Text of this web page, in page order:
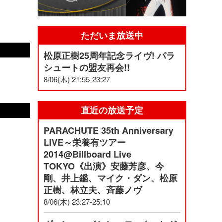
ただいま放送中
松原正樹25周年記念ライヴ! パラ
シュートの盟友再会!!
8/06(木) 21:55-23:27
直近の放送予定
PARACHUTE 35th Anniversary
LIVE～栄養有ツアー
2014@Billboard Live
TOKYO《出演》安藤芳彦、今
剛、井上鑑、マイク・ダン、松原
正樹、林立夫、斉藤ノヴ
8/06(木) 23:27-25:10